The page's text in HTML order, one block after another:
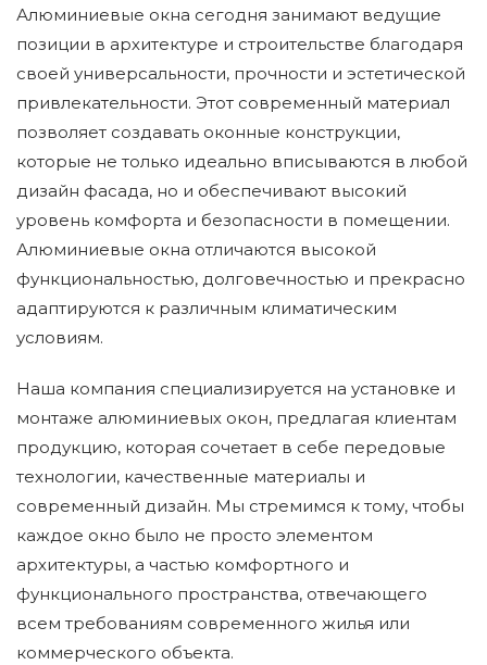
Алюминиевые окна сегодня занимают ведущие
позиции в архитектуре и строительстве благодаря
своей универсальности, прочности и эстетической
привлекательности. Этот современный материал
позволяет создавать оконные конструкции,
которые не только идеально вписываются в любой
дизайн фасада, но и обеспечивают высокий
уровень комфорта и безопасности в помещении.
Алюминиевые окна отличаются высокой
функциональностью, долговечностью и прекрасно
адаптируются к различным климатическим
условиям.
Наша компания специализируется на установке и
монтаже алюминиевых окон, предлагая клиентам
продукцию, которая сочетает в себе передовые
технологии, качественные материалы и
современный дизайн. Мы стремимся к тому, чтобы
каждое окно было не просто элементом
архитектуры, а частью комфортного и
функционального пространства, отвечающего
всем требованиям современного жилья или
коммерческого объекта.